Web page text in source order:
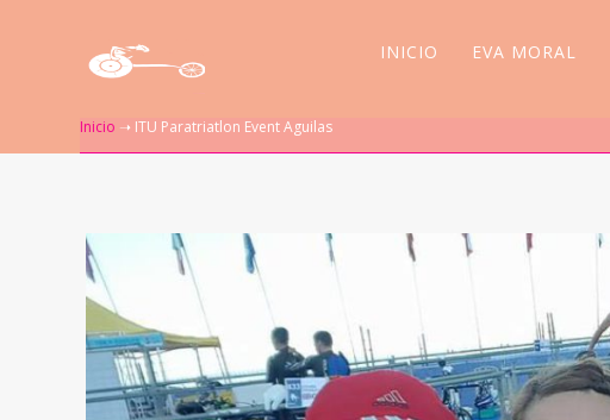
INICIO EVA MORAL
Inicio ➝ ITU Paratriatlon Event Aguilas